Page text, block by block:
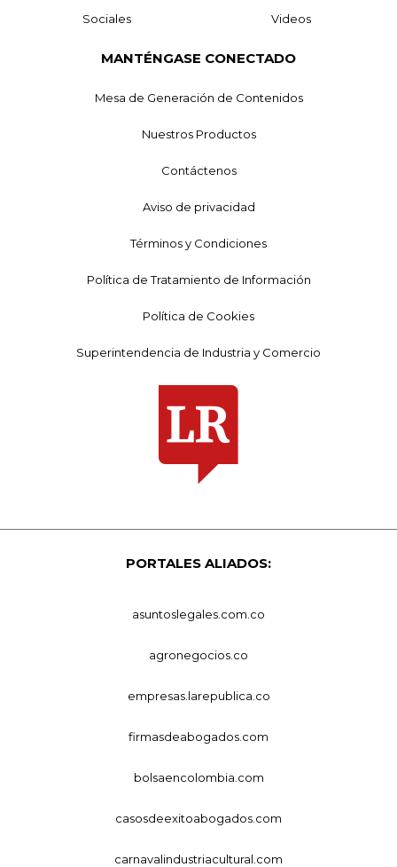
Sociales Videos
MANTÉNGASE CONECTADO
Mesa de Generación de Contenidos
Nuestros Productos
Contáctenos
Aviso de privacidad
Términos y Condiciones
Política de Tratamiento de Información
Política de Cookies
Superintendencia de Industria y Comercio
PORTALES ALIADOS:
asuntoslegales.com.co
agronegocios.co
empresas.larepublica.co
firmasdeabogados.com
bolsaencolombia.com
casosdeexitoabogados.com
carnavalindustriacultural.com